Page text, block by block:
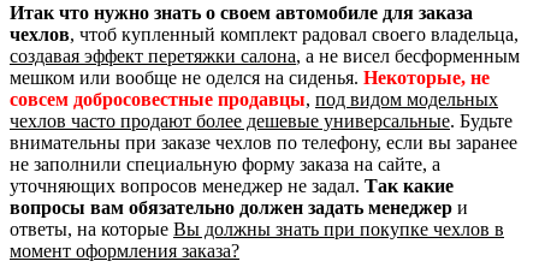
Итак что нужно знать о своем автомобиле для заказа
чехлов, чтоб купленный комплект радовал своего владельца,
создавая эффект перетяжки салона, а не висел бесформенным
мешком или вообще не оделся на сиденья. Некоторые, не
совсем добросовестные продавцы, под видом модельных
чехлов часто продают более дешевые универсальные. Будьте
внимательны при заказе чехлов по телефону, если вы заранее
не заполнили специальную форму заказа на сайте, а
уточняющих вопросов менеджер не задал. Так какие
вопросы вам обязательно должен задать менеджер и
ответы, на которые Вы должны знать при покупке чехлов в
момент оформления заказа?